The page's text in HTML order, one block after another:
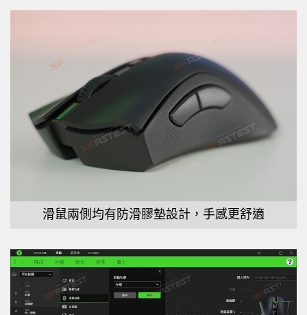
滑鼠兩側均有防滑膠墊設計，手感更舒適